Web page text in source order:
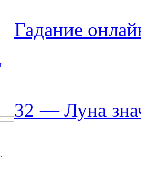
Гадание
32 — Луна